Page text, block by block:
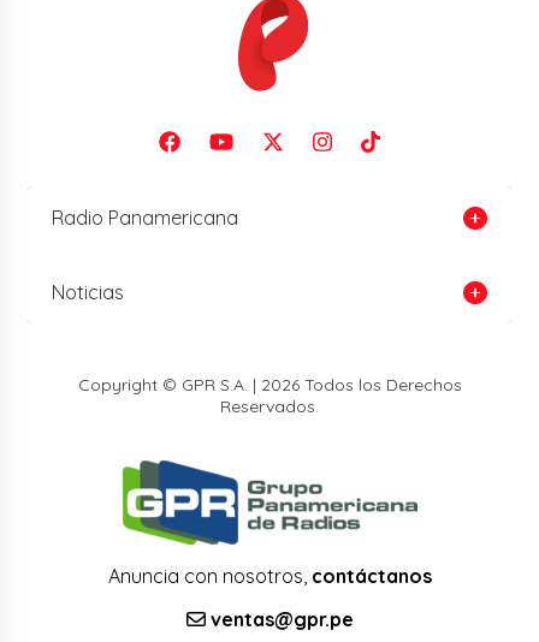
Radio Panamericana
Noticias
Copyright © GPR S.A. | 2026 Todos los Derechos
Reservados.
Anuncia con nosotros, contáctanos
ventas@gpr.pe